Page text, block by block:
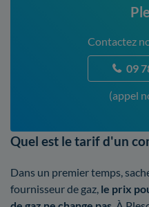
Contactez
09
(appel
Quel est le tarif d'un
Dans un premier temps,
fournisseur de gaz, le prix